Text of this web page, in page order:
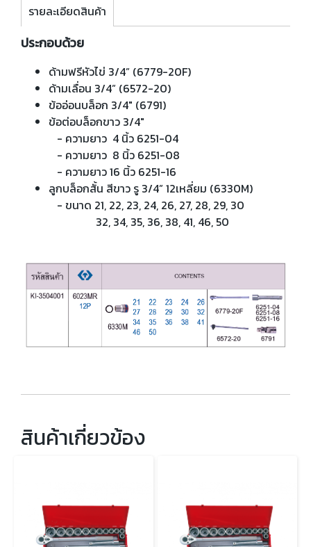
รายละเอียดสินค้า
ประกอบด้วย
ด้ามฟรีหัวไข่ 3/4” (6779-20F)
ด้ามเลื่อน 3/4” (6572-20)
ข้ออ่อนบล็อก 3/4" (6791)
ข้อต่อบล็อกขาว 3/4"
- ความยาว 4 นิ้ว 6251-04
- ความยาว 8 นิ้ว 6251-08
- ความยาว 16 นิ้ว 6251-16
ลูกบล็อกสั้น สีขาว รู 3/4” 12เหลี่ยม (6330M)
- ขนาด 21, 22, 23, 24, 26, 27, 28, 29, 30
32, 34, 35, 36, 38, 41, 46, 50
สินค้าเกี่ยวข้อง